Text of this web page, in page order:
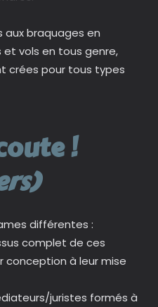
aux braquages en
vols en tous genre,
crées pour tous types
!
différentes :
complet de ces
conception à leur mise
juristes formés à